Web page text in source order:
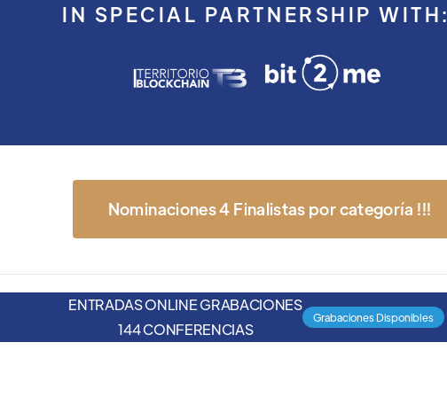
IN SPECIAL PARTNERSHIP WITH:
Nominaciones 4 Finalistas por categoría !!!
ENTRADAS ONLINE GRABACIONES
144 CONFERENCIAS
Grabaciones Disponibles